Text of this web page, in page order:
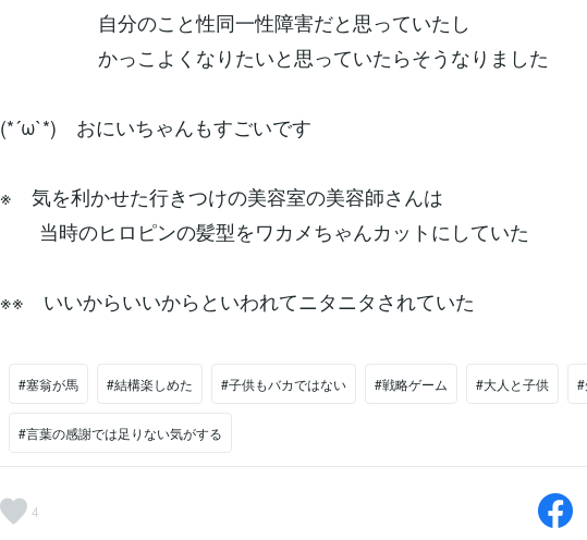
自分のこと性同一性障害だと思っていたし
かっこよくなりたいと思っていたらそうなりました
(*´ω`*) おにいちゃんもすごいです
※ 気を利かせた行きつけの美容室の美容師さんは
当時のヒロピンの髪型をワカメちゃんカットにしていた
※※ いいからいいからといわれてニタニタされていた
#塞翁が馬 #結構楽しめた #子供もバカではない #戦略ゲーム #大人と子供
#言葉の感謝では足りない気がする
4